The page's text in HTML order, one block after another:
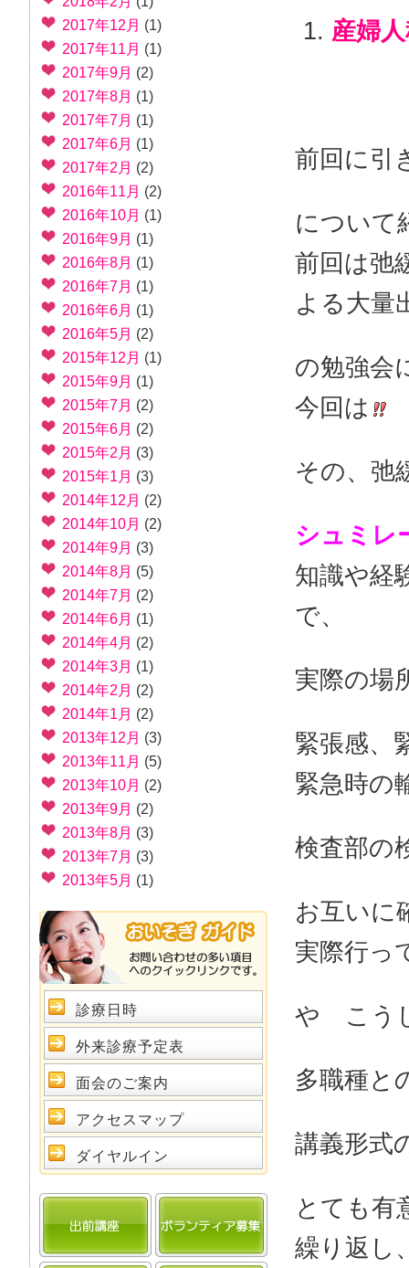
産婦
前回に引
について
前回は弛
よる大量
の勉強会
今回は
その、弛
シュミレ
知識や経
で、
実際の場
緊張感、
緊急時の
検査部の
お互いに
実際行っ
や こう
多職種と
講義形式
とても有
繰り返し
2017年12月 (1)
2017年11月 (1)
2017年9月 (2)
2017年8月 (1)
2017年7月 (1)
2017年6月 (1)
2017年2月 (2)
2016年11月 (2)
2016年10月 (1)
2016年9月 (1)
2016年8月 (1)
2016年7月 (1)
2016年6月 (1)
2016年5月 (2)
2015年12月 (1)
2015年9月 (1)
2015年7月 (2)
2015年6月 (2)
2015年2月 (3)
2015年1月 (3)
2014年12月 (2)
2014年10月 (2)
2014年9月 (3)
2014年8月 (5)
2014年7月 (2)
2014年6月 (1)
2014年4月 (2)
2014年3月 (1)
2014年2月 (2)
2014年1月 (2)
2013年12月 (3)
2013年11月 (5)
2013年10月 (2)
2013年9月 (2)
2013年8月 (3)
2013年7月 (3)
2013年5月 (1)
診療日時
外来診療予定表
面会のご案内
アクセスマップ
ダイヤルイン